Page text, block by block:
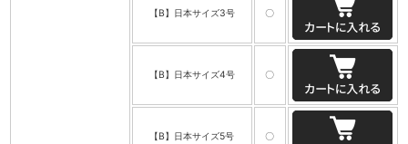
【B】日本サイズ3号 〇
【B】日本サイズ4号 〇
【B】日本サイズ5号 〇